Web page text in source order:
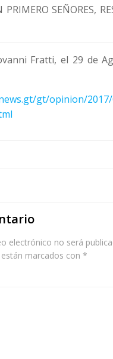
PRIMERO SEÑORES,
Fratti, el 29 de
gt/opinion/2017/
electrónico no será
marcados con *